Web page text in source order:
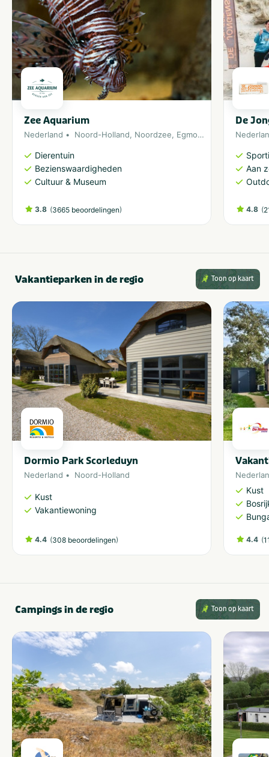
Zee Aquarium
Nederland Noord-Holland, Noordzee, Egmond aan Zee
Dierentuin
Bezienswaardigheden
Cultuur & Museum
3.8 (3665 beoordelingen)
De
Aan
4.8 (
Vakantieparken in de regio Toon op kaart
Dormio Park Scorleduyn
Nederland Noord-Holland
Kust
Vakantiewoning
4.4 (308 beoordelingen)
Kust
4.4 (
Campings in de regio Toon op kaart